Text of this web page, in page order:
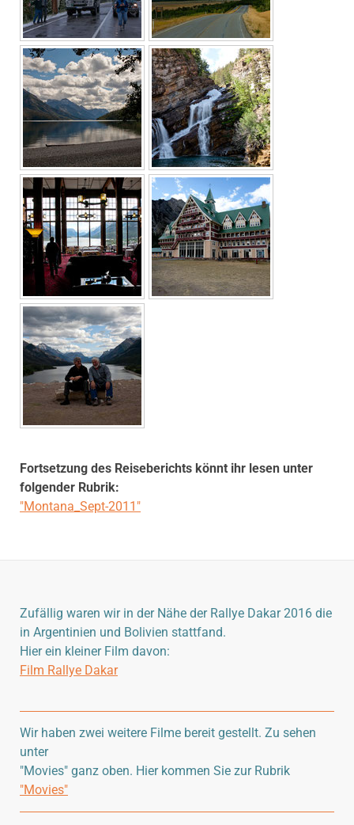
Fortsetzung des Reiseberichts könnt ihr lesen unter
folgender Rubrik:
"Montana_Sept-2011"
Zufällig waren wir in der Nähe der Rallye Dakar 2016 die
in Argentinien und Bolivien stattfand.
Hier ein kleiner Film davon:
Film Rallye Dakar
Wir haben zwei weitere Filme bereit gestellt. Zu sehen
unter
"Movies" ganz oben. Hier kommen Sie zur Rubrik
"Movies"